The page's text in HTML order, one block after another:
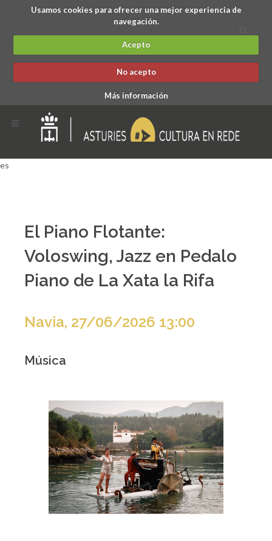
Usamos cookies para ofrecer una mejor experiencia de
navegación.
Acepto
No acepto
Más información
es
El Piano Flotante:
Voloswing, Jazz en Pedalo
Piano de La Xata la Rifa
Navia, 27/06/2026 13:00
Música